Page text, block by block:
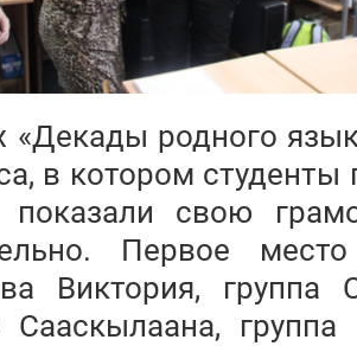
«Декады родного
в котором
показали свою
Первое
Виктория,
Сааскылаана,